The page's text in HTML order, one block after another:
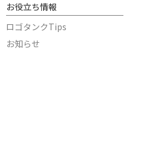
お役立ち情報
ロゴタンクTips
お知らせ